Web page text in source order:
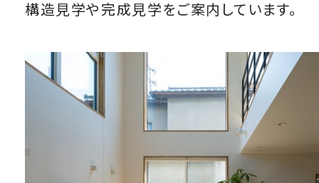
構造見学や完成見学をご案内しています。